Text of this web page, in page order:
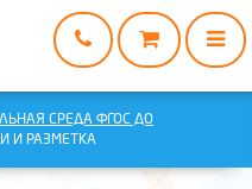
СРЕДА ФГОС ДО
И РАЗМЕТКА